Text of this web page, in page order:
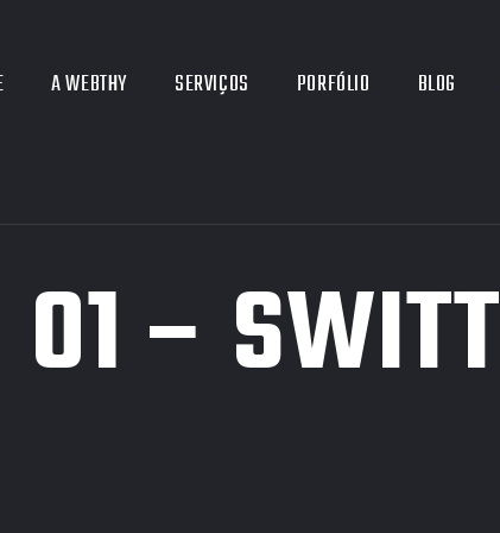
A WEBTHY SERVIÇOS PORFÓLIO BLOG
01 – SWITT